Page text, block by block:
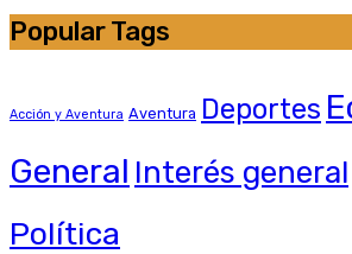
Popular Tags
Acción y Aventura Aventura Deportes
General Interés general
Política